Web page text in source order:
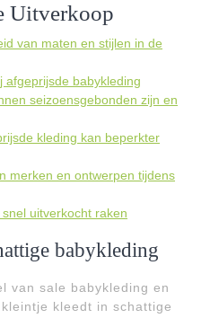
Uitverkoop
van maten en stijlen in de
afgeprijsde babykleding
seizoensgebonden zijn en
kleding kan beperkter
merken en ontwerpen tijdens
uitverkocht raken
babykleding
van sale babykleding en
kleedt in schattige